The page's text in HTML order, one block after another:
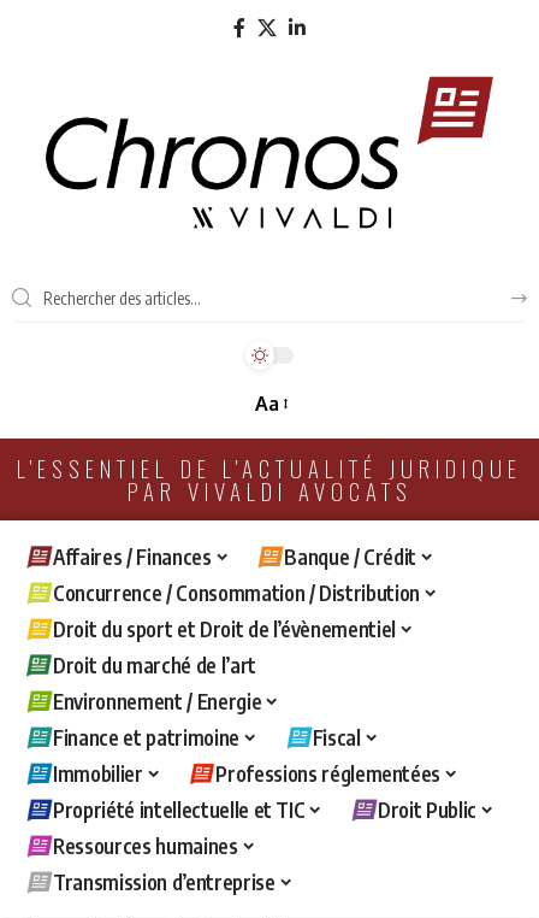
Aa
L'ESSENTIEL DE L'ACTUALITÉ JURIDIQUE
PAR VIVALDI AVOCATS
Affaires / Finances
Banque / Crédit
Concurrence / Consommation / Distribution
Droit du sport et Droit de l’évènementiel
Droit du marché de l’art
Environnement / Energie
Finance et patrimoine
Fiscal
Immobilier
Professions réglementées
Propriété intellectuelle et TIC
Droit Public
Ressources humaines
Transmission d’entreprise